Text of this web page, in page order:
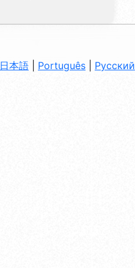
日本語 Português Русский